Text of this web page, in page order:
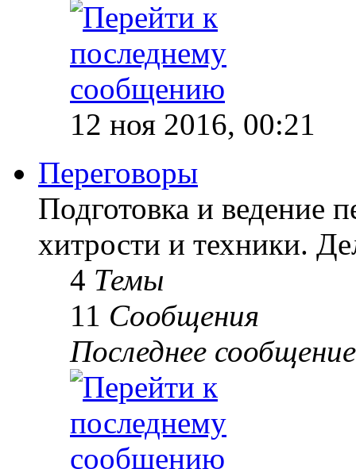
12 ноя 2016, 00:21
Переговоры
Подготовка и ведение
хитрости и техники.
4 Темы
11 Сообщения
Последнее сообщение